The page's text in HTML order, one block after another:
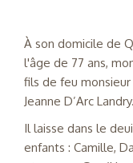
À son domicile de
l'âge de 77 ans,
fils de feu
Jeanne D’Arc Landry.
Il laisse dans le
enfants : Camille,